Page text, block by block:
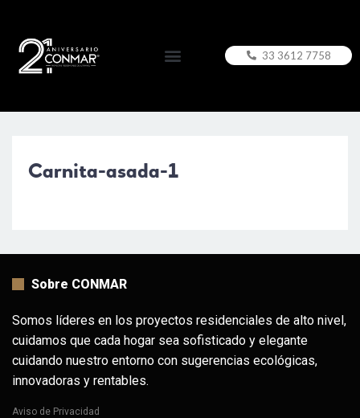
33 3612 7758
Carnita-asada-1
Sobre CONMAR
Somos líderes en los proyectos residenciales de alto nivel,
cuidamos que cada hogar sea sofisticado y elegante
cuidando nuestro entorno con sugerencias ecológicas,
innovadoras y rentables.
Aviso de Privacidad